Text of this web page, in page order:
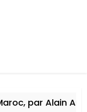
par Alain Amiel